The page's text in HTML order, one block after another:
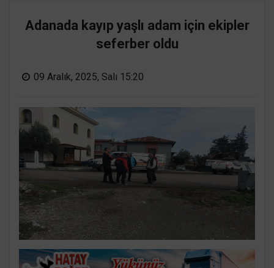
Adanada kayıp yaşlı adam için ekipler
seferber oldu
09 Aralık, 2025, Salı 15:20